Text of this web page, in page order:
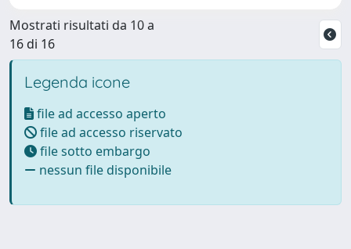
Mostrati risultati da 10 a
16 di 16
Legenda icone
file ad accesso aperto
file ad accesso riservato
file sotto embargo
nessun file disponibile